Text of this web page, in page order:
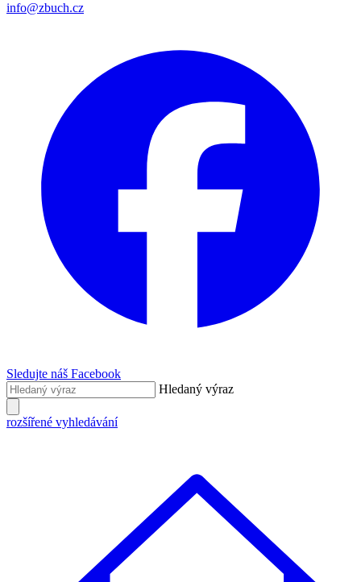
info@zbuch.cz
Sledujte náš Facebook
Hledaný výraz
rozšířené vyhledávání